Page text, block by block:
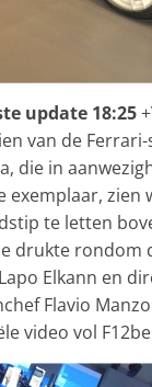
update 18:25
van de
die in
exemplaar,
te letten
drukte rondom
Elkann en
Flavio
video vol